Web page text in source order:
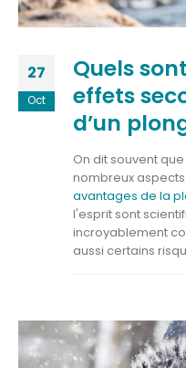
27
Oct
Quels
effets
d’un
On dit souvent
nombreux aspects
avantages de la
l'esprit sont
incroyablement
aussi certains